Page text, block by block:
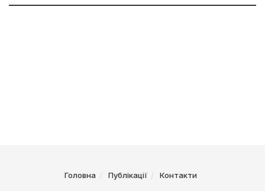
Головна Публікації Контакти